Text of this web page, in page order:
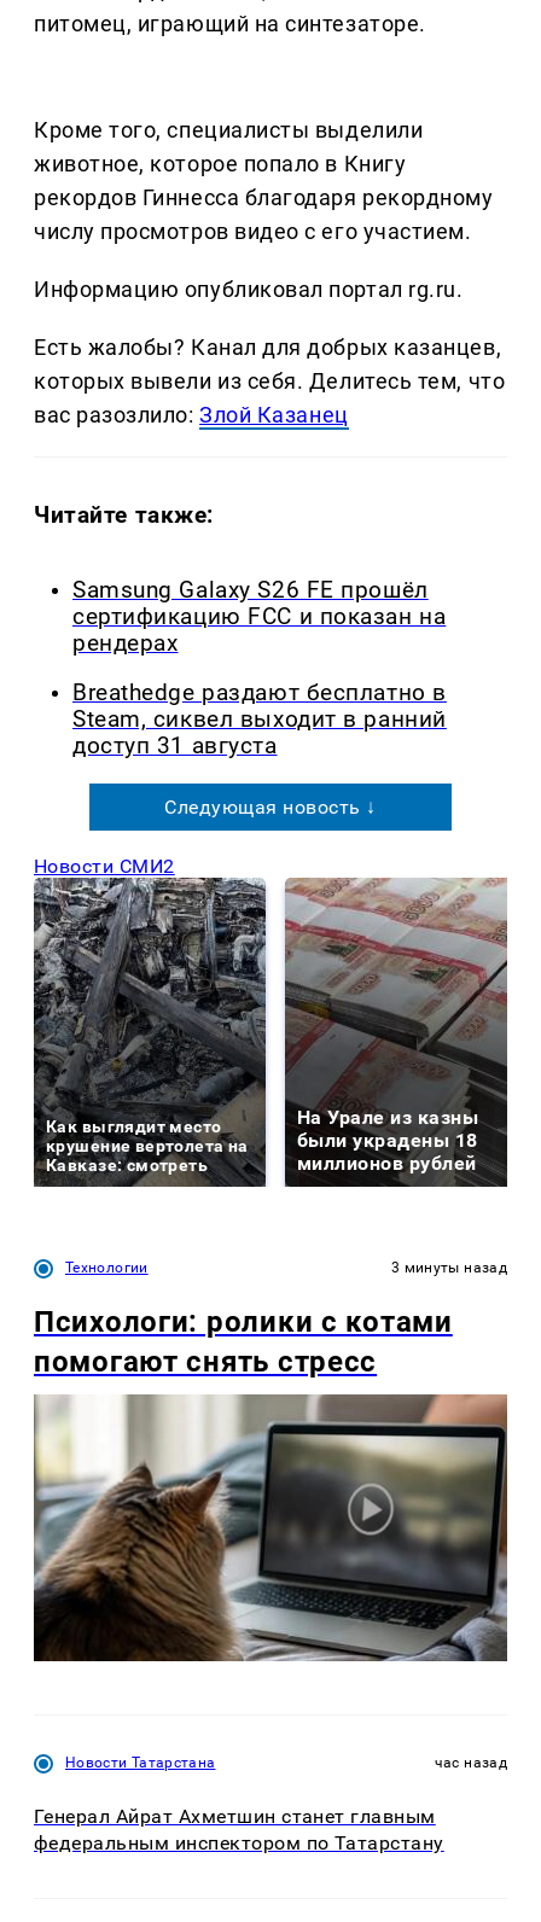
питомец, играющий на синтезаторе.
Кроме того, специалисты выделили
животное, которое попало в Книгу
рекордов Гиннесса благодаря рекордному
числу просмотров видео с его участием.
Информацию опубликовал портал rg.ru.
Есть жалобы? Канал для добрых казанцев,
которых вывели из себя. Делитеcь тем, что
вас разозлило:Злой Казанец
Читайте также:
Samsung Galaxy S26 FE прошёл
сертификацию FCC и показан на
рендерах
Breathedge раздают бесплатно в
Steam, сиквел выходит в ранний
доступ 31 августа
Следующая новость ↓
Новости СМИ2
Как выглядит место
крушение вертолета на
Кавказе: смотреть
На Урале из казны
были украдены 18
миллионов рублей
Технологии 3 минуты назад
Психологи: ролики с котами
помогают снять стресс
Новости Татарстана час назад
Генерал Айрат Ахметшин станет главным
федеральным инспектором по Татарстану